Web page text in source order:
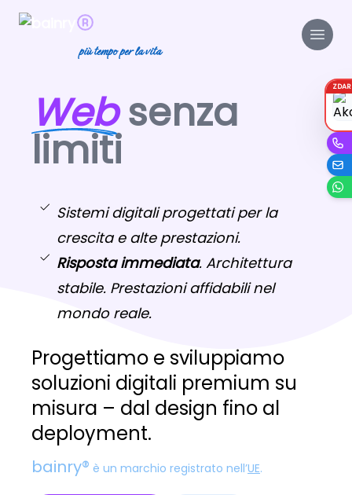
più tempo per la vita
Websenza
limiti
Sistemi digitali progettati per la
crescita e alte prestazioni.
Risposta immediata. Architettura
stabile. Prestazioni affidabili nel
mondo reale.
Progettiamo e sviluppiamo
soluzioni digitali premium su
misura – dal design fino al
deployment.
bainry® è un marchio registrato nell’UE.